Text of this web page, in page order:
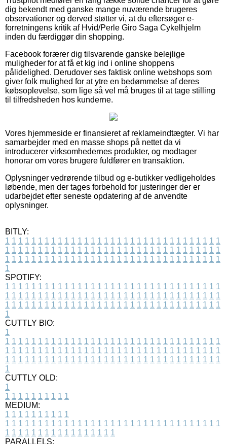
dig bekendt med ganske mange nuværende brugeres
observationer og derved støtter vi, at du eftersøger e-
forretningens kritik af Hvid/Perle Giro Saga Cykelhjelm
inden du færdiggør din shopping.
Facebook forærer dig tilsvarende ganske belejlige
muligheder for at få et kig ind i online shoppens
pålidelighed. Derudover ses faktisk online webshops som
giver folk mulighed for at ytre en bedømmelse af deres
købsoplevelse, som lige så vel må bruges til at tage stilling
til tilfredsheden hos kunderne.
Vores hjemmeside er finansieret af reklameindtægter. Vi har
samarbejder med en masse shops på nettet da vi
introducerer virksomhedernes produkter, og modtager
honorar om vores brugere fuldfører en transaktion.
Oplysninger vedrørende tilbud og e-butikker vedligeholdes
løbende, men der tages forbehold for justeringer der er
udarbejdet efter seneste opdatering af de anvendte
oplysninger.
BITLY:
1 1 1 1 1 1 1 1 1 1 1 1 1 1 1 1 1 1 1 1 1 1 1 1 1 1 1 1 1 1 1 1 1
1 1 1 1 1 1 1 1 1 1 1 1 1 1 1 1 1 1 1 1 1 1 1 1 1 1 1 1 1 1 1 1 1
1 1 1 1 1 1 1 1 1 1 1 1 1 1 1 1 1 1 1 1 1 1 1 1 1 1 1 1 1 1 1 1 1
1
SPOTIFY:
1 1 1 1 1 1 1 1 1 1 1 1 1 1 1 1 1 1 1 1 1 1 1 1 1 1 1 1 1 1 1 1 1
1 1 1 1 1 1 1 1 1 1 1 1 1 1 1 1 1 1 1 1 1 1 1 1 1 1 1 1 1 1 1 1 1
1 1 1 1 1 1 1 1 1 1 1 1 1 1 1 1 1 1 1 1 1 1 1 1 1 1 1 1 1 1 1 1 1
1
CUTTLY BIO:
1
1 1 1 1 1 1 1 1 1 1 1 1 1 1 1 1 1 1 1 1 1 1 1 1 1 1 1 1 1 1 1 1 1
1 1 1 1 1 1 1 1 1 1 1 1 1 1 1 1 1 1 1 1 1 1 1 1 1 1 1 1 1 1 1 1 1
1 1 1 1 1 1 1 1 1 1 1 1 1 1 1 1 1 1 1 1 1 1 1 1 1 1 1 1 1 1 1 1 1
1
CUTTLY OLD:
1
1 1 1 1 1 1 1 1 1 1
MEDIUM:
1 1 1 1 1 1 1 1 1 1
1 1 1 1 1 1 1 1 1 1 1 1 1 1 1 1 1 1 1 1 1 1 1 1 1 1 1 1 1 1 1 1 1
1 1 1 1 1 1 1 1 1 1 1 1 1 1 1 1 1
PARALLELS: